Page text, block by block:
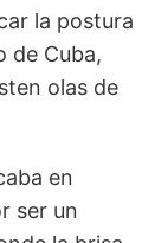
la postura
de Cuba,
olas de
en
ser un